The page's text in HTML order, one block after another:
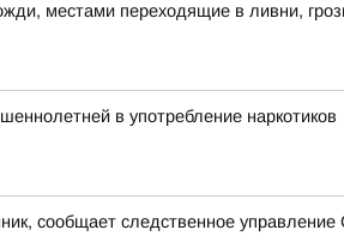
местами переходящие в ливни,
в употребление наркотиков
сообщает следственное